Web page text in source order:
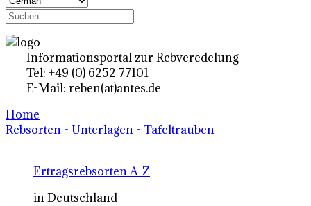
Informationsportal zur Rebveredelung
Tel: +49 (0) 6252 77101
E-Mail: reben(at)antes.de
Home
Rebsorten - Unterlagen - Tafeltrauben
Ertragsrebsorten A-Z
in Deutschland